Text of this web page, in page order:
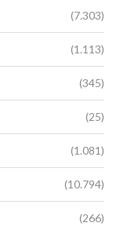
(7.303)
(1.113)
(345)
(25)
(1.081)
(10.794)
(266)